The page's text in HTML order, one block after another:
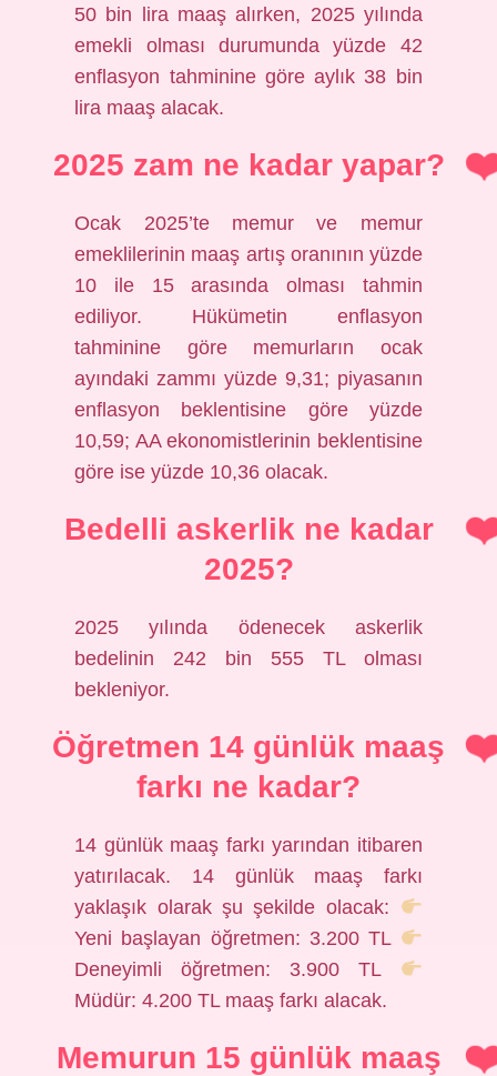
50 bin lira maaş alırken, 2025 yılında
emekli olması durumunda yüzde 42
enflasyon tahminine göre aylık 38 bin
lira maaş alacak.
2025 zam ne kadar yapar?
Ocak 2025’te memur ve memur
emeklilerinin maaş artış oranının yüzde
10 ile 15 arasında olması tahmin
ediliyor. Hükümetin enflasyon
tahminine göre memurların ocak
ayındaki zammı yüzde 9,31; piyasanın
enflasyon beklentisine göre yüzde
10,59; AA ekonomistlerinin beklentisine
göre ise yüzde 10,36 olacak.
Bedelli askerlik ne kadar
2025?
2025 yılında ödenecek askerlik
bedelinin 242 bin 555 TL olması
bekleniyor.
Öğretmen 14 günlük maaş
farkı ne kadar?
14 günlük maaş farkı yarından itibaren
yatırılacak. 14 günlük maaş farkı
yaklaşık olarak şu şekilde olacak:
Yeni başlayan öğretmen: 3.200 TL
Deneyimli öğretmen: 3.900 TL
Müdür: 4.200 TL maaş farkı alacak.
Memurun 15 günlük maaş